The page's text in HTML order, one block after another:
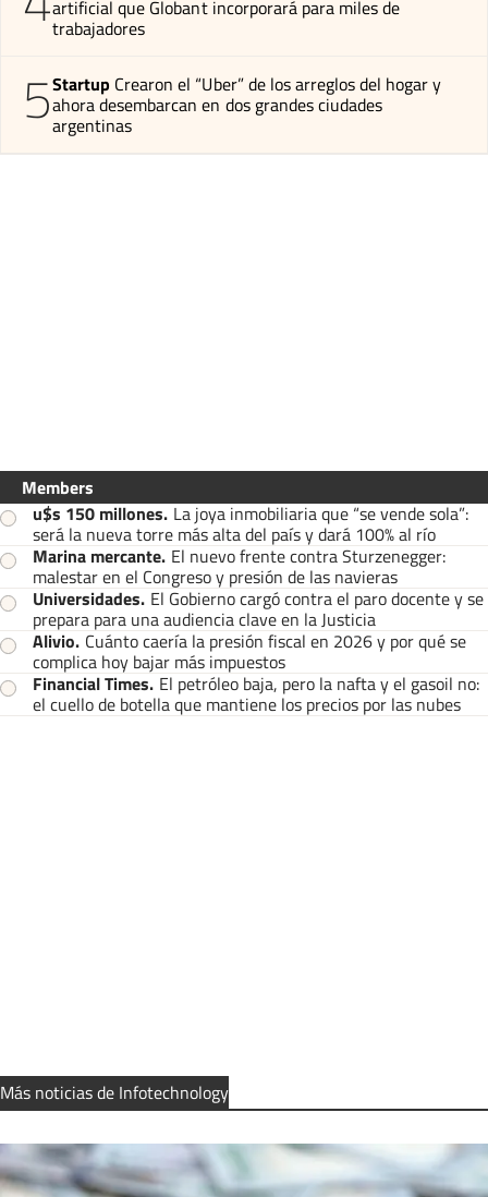
artificial que Globant incorporará para miles de
trabajadores
5Startup Crearon el “Uber” de los arreglos del hogar y
ahora desembarcan en dos grandes ciudades
argentinas
Members
u$s 150 millones. La joya inmobiliaria que “se vende sola”:
será la nueva torre más alta del país y dará 100% al río
Marina mercante. El nuevo frente contra Sturzenegger:
malestar en el Congreso y presión de las navieras
Universidades. El Gobierno cargó contra el paro docente y se
prepara para una audiencia clave en la Justicia
Alivio. Cuánto caería la presión fiscal en 2026 y por qué se
complica hoy bajar más impuestos
Financial Times. El petróleo baja, pero la nafta y el gasoil no:
el cuello de botella que mantiene los precios por las nubes
Más noticias de Infotechnology